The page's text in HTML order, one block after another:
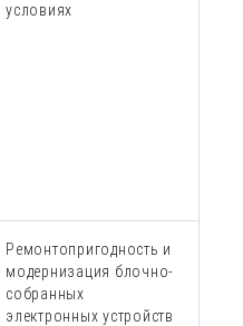
условиях
Ремонтопригодность и
модернизация блочно-
собранных
электронных устройств